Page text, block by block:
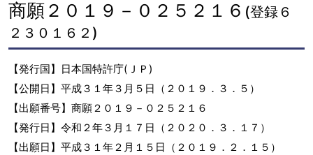
商願２０１９－０２５２１６ (登録６
２３０１６２)
【発行国】日本国特許庁(ＪＰ)
【公開日】平成３１年３月５日（２０１９．３．５）
【出願番号】商願２０１９－０２５２１６
【発行日】令和２年３月１７日（２０２０．３．１７）
【出願日】平成３１年２月１５日（２０１９．２．１５）